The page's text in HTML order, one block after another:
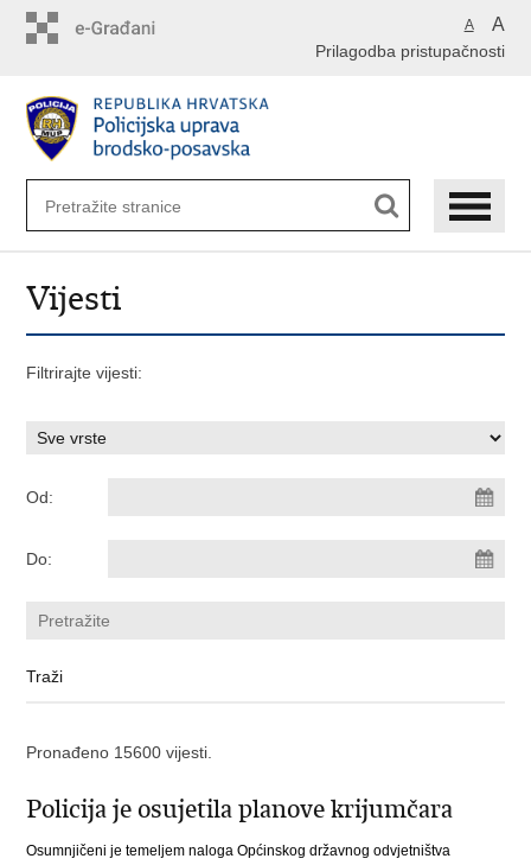
A A
Prilagodba pristupačnosti
Vijesti
Filtrirajte vijesti:
Od:
Do:
Pronađeno 15600 vijesti.
Policija je osujetila planove krijumčara
Osumnjičeni je temeljem naloga Općinskog državnog odvjetništva